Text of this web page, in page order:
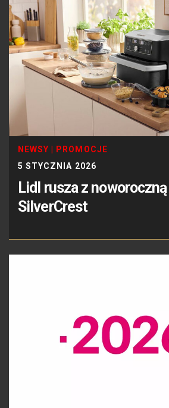
NEWSY
PROMOCJE
5 STYCZNIA 2026
Lidl rusza z
SilverCrest